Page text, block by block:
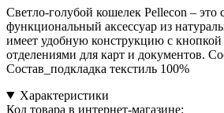
Светло-голубой кошелек Pellecon – это
функциональный аксессуар из
имеет удобную конструкцию с
отделениями для карт и документов.
Состав_подкладка текстиль 100%
Характеристики
Код товара в интернет-магазине: